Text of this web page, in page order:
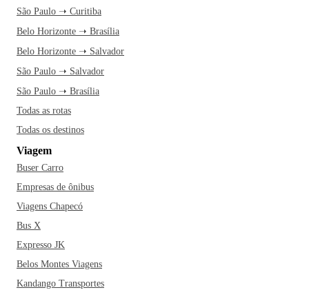
São Paulo ➝ Curitiba
Belo Horizonte ➝ Brasília
Belo Horizonte ➝ Salvador
São Paulo ➝ Salvador
São Paulo ➝ Brasília
Todas as rotas
Todas os destinos
Viagem
Buser Carro
Empresas de ônibus
Viagens Chapecó
Bus X
Expresso JK
Belos Montes Viagens
Kandango Transportes